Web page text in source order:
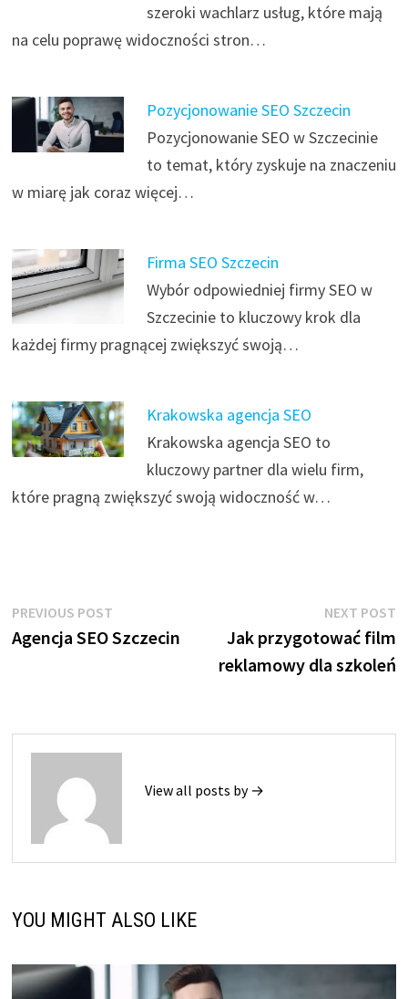
szeroki wachlarz usług, które mają
na celu poprawę widoczności stron…
Pozycjonowanie SEO Szczecin
Pozycjonowanie SEO w Szczecinie
to temat, który zyskuje na znaczeniu
w miarę jak coraz więcej…
Firma SEO Szczecin
Wybór odpowiedniej firmy SEO w
Szczecinie to kluczowy krok dla
każdej firmy pragnącej zwiększyć swoją…
Krakowska agencja SEO
Krakowska agencja SEO to
kluczowy partner dla wielu firm,
które pragną zwiększyć swoją widoczność w…
Nawigacja
wpisu
PREVIOUS POSTPrevious
post:
Agencja SEO Szczecin
NEXT POST
Jak przygotować film
reklamowy dla szkoleń
View all posts by →
YOU MIGHT ALSO LIKE